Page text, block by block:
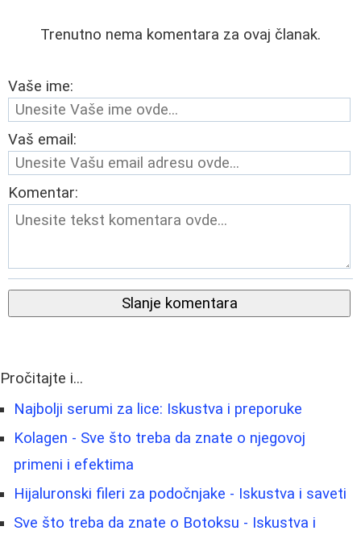
Trenutno nema komentara za ovaj članak.
Vaše ime:
Vaš email:
Komentar:
Slanje komentara
Pročitajte i...
Najbolji serumi za lice: Iskustva i preporuke
Kolagen - Sve što treba da znate o njegovoj
primeni i efektima
Hijaluronski fileri za podočnjake - Iskustva i saveti
Sve što treba da znate o Botoksu - Iskustva i